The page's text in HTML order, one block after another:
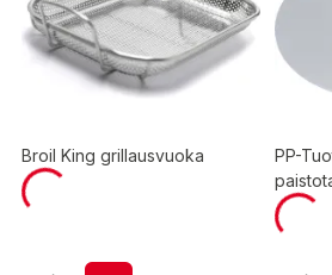
Broil King grillausvuoka
PP-